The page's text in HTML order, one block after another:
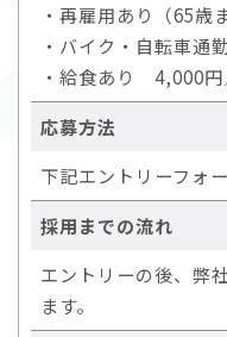
・再雇用あり（65歳
・バイク・自転車通
・給食あり 4,000円
応募方法
下記エントリーフォ
採用までの流れ
エントリーの後、弊
ます。